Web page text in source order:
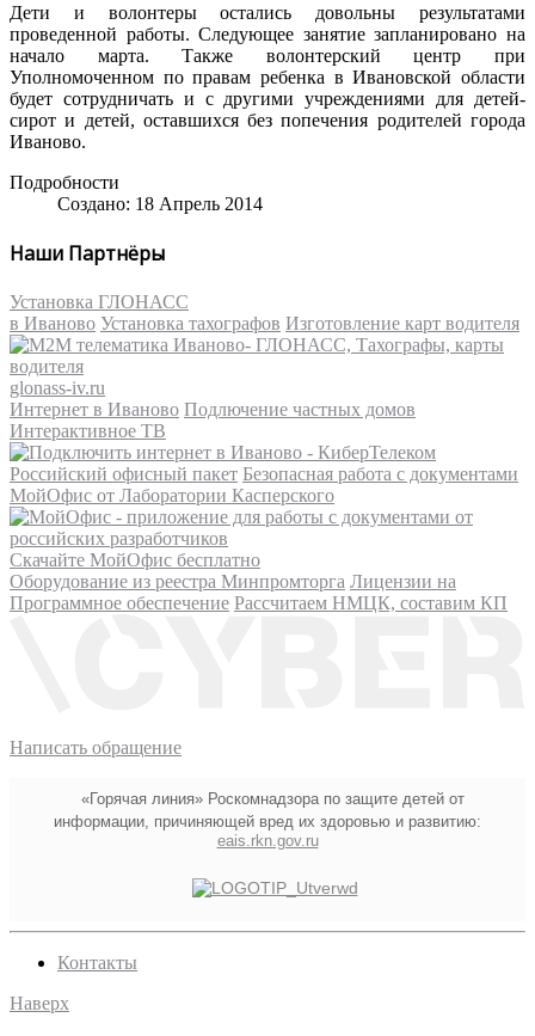
Дети и волонтеры остались довольны результатами
проведенной работы. Следующее занятие запланировано на
начало марта. Также волонтерский центр при
Уполномоченном по правам ребенка в Ивановской области
будет сотрудничать и с другими учреждениями для детей-
сирот и детей, оставшихся без попечения родителей города
Иваново.
Подробности
Создано: 18 Апрель 2014
Наши Партнёры
Установка ГЛОНАСС
в Иваново Установка тахографов Изготовление карт водителя
glonass-iv.ru
Интернет в Иваново Подлючение частных домов
Интерактивное ТВ
Российский офисный пакет Безопасная работа с документами
МойОфис от Лаборатории Касперского
Скачайте МойОфис бесплатно
Оборудование из реестра Минпромторга Лицензии на
Программное обеспечение Рассчитаем НМЦК, составим КП
Написать обращение
«Горячая линия» Роскомнадзора по защите детей от
информации, причиняющей вред их здоровью и развитию:
eais.rkn.gov.ru
Контакты
Наверх